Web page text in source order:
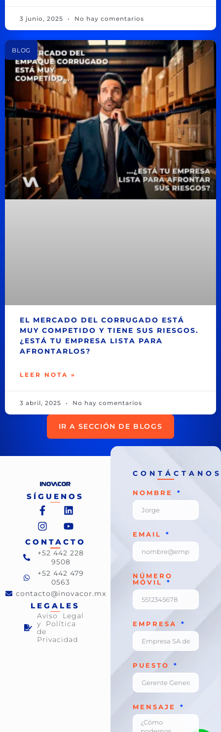
3 junio, 2025 No hay comentarios
BLOG
EL MERCADO DEL CORRUGADO ESTÁ
MUY COMPETIDO Y TIENE SUS RIESGOS.
¿ESTÁ TU EMPRESA LISTA PARA
AFRONTARLOS?
LEER NOTA »
3 abril, 2025 No hay comentarios
IR A SECCIÓN DE BLOGS
SÍGUENOS
CONTACTO
+52 442 228
9508
+52 442 479
0563
contacto@inovacor.mx
LEGALES
Aviso Legal
y Política
de
Privacidad
NOMBRE
EMAIL
NÚMERO
MÓVIL
EMPRESA
PUESTO
MENSAJE